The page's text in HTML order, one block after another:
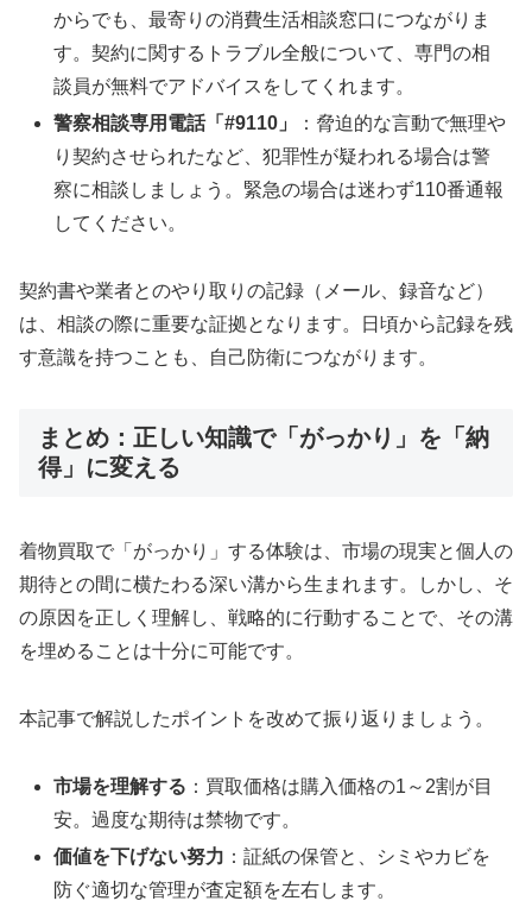
からでも、最寄りの消費生活相談窓口につながりま
す。契約に関するトラブル全般について、専門の相
談員が無料でアドバイスをしてくれます。
警察相談専用電話「#9110」
：脅迫的な言動で無理や
り契約させられたなど、犯罪性が疑われる場合は警
察に相談しましょう。緊急の場合は迷わず110番通報
してください。
契約書や業者とのやり取りの記録（メール、録音など）
は、相談の際に重要な証拠となります。日頃から記録を残
す意識を持つことも、自己防衛につながります。
まとめ：正しい知識で「がっかり」を「納
得」に変える
着物買取で「がっかり」する体験は、市場の現実と個人の
期待との間に横たわる深い溝から生まれます。しかし、そ
の原因を正しく理解し、戦略的に行動することで、その溝
を埋めることは十分に可能です。
本記事で解説したポイントを改めて振り返りましょう。
市場を理解する ：買取価格は購入価格の1～2割が目
安。過度な期待は禁物です。
価値を下げない努力 ：証紙の保管と、シミやカビを
防ぐ適切な管理が査定額を左右します。